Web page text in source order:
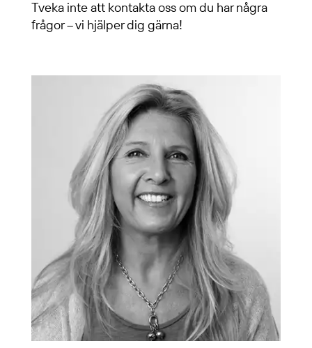
Tveka inte att kontakta oss om du har några
frågor – vi hjälper dig gärna!